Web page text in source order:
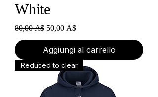
White
Prezzo regolare
80,00 A$ Prezzo scontato
50,00 A$
Aggiungi al carrello
Reduced to clear